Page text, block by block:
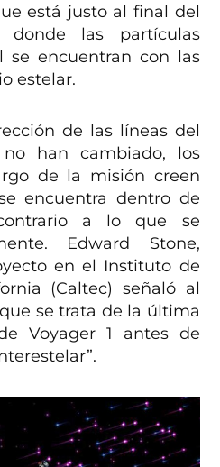
está justo al final del
donde las partículas
se encuentran con las
estelar.
de las líneas del
han cambiado, los
de la misión creen
encuentra dentro de
a lo que se
Edward Stone,
en el Instituto de
(Caltec) señaló al
se trata de la última
Voyager 1 antes de